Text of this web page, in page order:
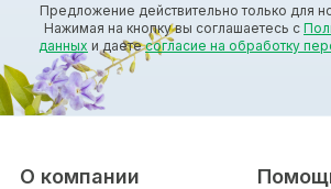
Предложение действительно только для
Нажимая на кнопку вы соглашаетесь с
данных и даетесогласие на обработку
О компании